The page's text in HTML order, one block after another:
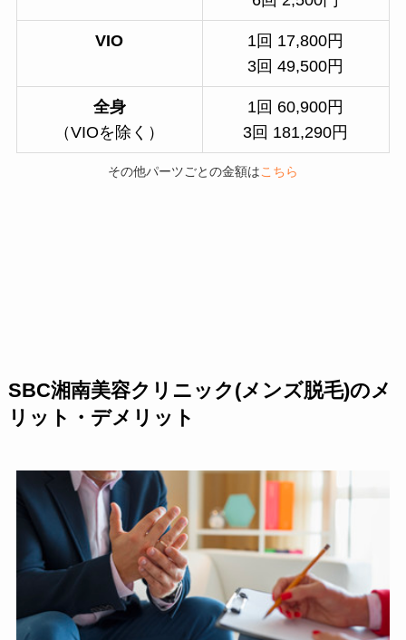
VIO
1回 17,800円
3回 49,500円
全身
（VIOを除く）
1回 60,900円
3回 181,290円
その他パーツごとの金額はこちら
SBC湘南美容クリニック(メンズ脱毛)のメ
リット・デメリット